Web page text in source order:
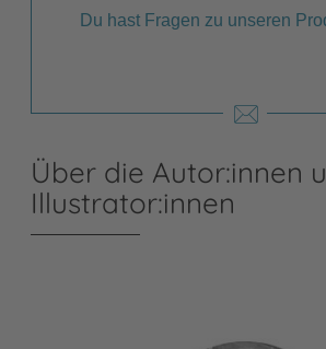
Du hast Fragen zu unseren
Über die Autor:innen
Illustrator:innen